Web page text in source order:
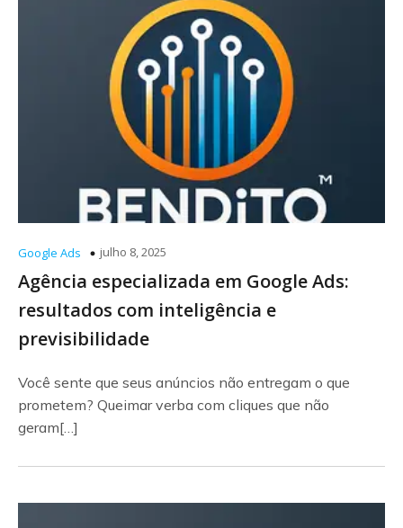
Google Ads julho 8, 2025
Agência especializada em Google Ads:
resultados com inteligência e
previsibilidade
Você sente que seus anúncios não entregam o que
prometem? Queimar verba com cliques que não
geram[…]